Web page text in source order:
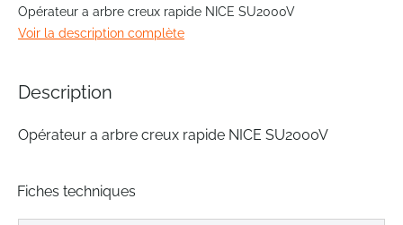
to
the
beginning
images
Opérateur a arbre creux rapide NICE SU2000V
Voir la description complète
Description
Opérateur a arbre creux rapide NICE SU2000V
Fiches techniques